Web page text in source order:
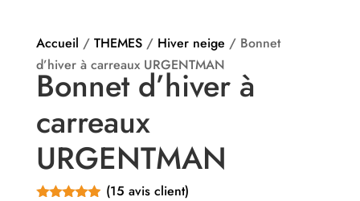
Accueil / THEMES/ Hiver neige / Bonnet
d’hiver à carreaux URGENTMAN
Bonnet d’hiver à
carreaux
URGENTMAN
(15 avis client)